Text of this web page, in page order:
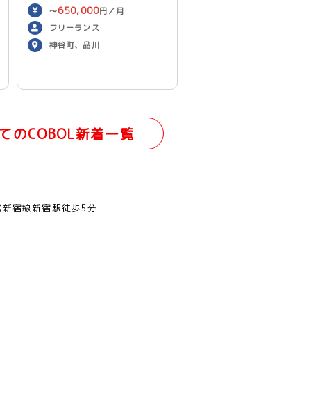
〜650,000円／月
フリーランス
神谷町、品川
のCOBOL新着一覧
新宿線新宿駅徒歩5分